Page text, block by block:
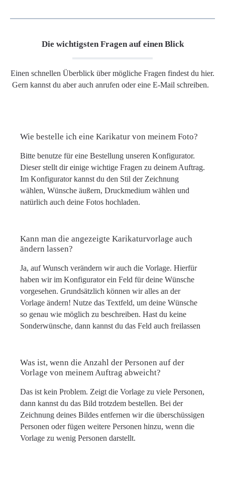
Die wichtigsten Fragen auf einen Blick
Einen schnellen Überblick über mögliche Fragen findest du hier.
Gern kannst du aber auch anrufen oder eine E-Mail schreiben.
Wie bestelle ich eine Karikatur von meinem Foto?
Bitte benutze für eine Bestellung unseren Konfigurator.
Dieser stellt dir einige wichtige Fragen zu deinem Auftrag.
Im Konfigurator kannst du den Stil der Zeichnung
wählen, Wünsche äußern, Druckmedium wählen und
natürlich auch deine Fotos hochladen.
Kann man die angezeigte Karikaturvorlage auch
ändern lassen?
Ja, auf Wunsch verändern wir auch die Vorlage. Hierfür
haben wir im Konfigurator ein Feld für deine Wünsche
vorgesehen. Grundsätzlich können wir alles an der
Vorlage ändern! Nutze das Textfeld, um deine Wünsche
so genau wie möglich zu beschreiben. Hast du keine
Sonderwünsche, dann kannst du das Feld auch freilassen
Was ist, wenn die Anzahl der Personen auf der
Vorlage von meinem Auftrag abweicht?
Das ist kein Problem. Zeigt die Vorlage zu viele Personen,
dann kannst du das Bild trotzdem bestellen. Bei der
Zeichnung deines Bildes entfernen wir die überschüssigen
Personen oder fügen weitere Personen hinzu, wenn die
Vorlage zu wenig Personen darstellt.